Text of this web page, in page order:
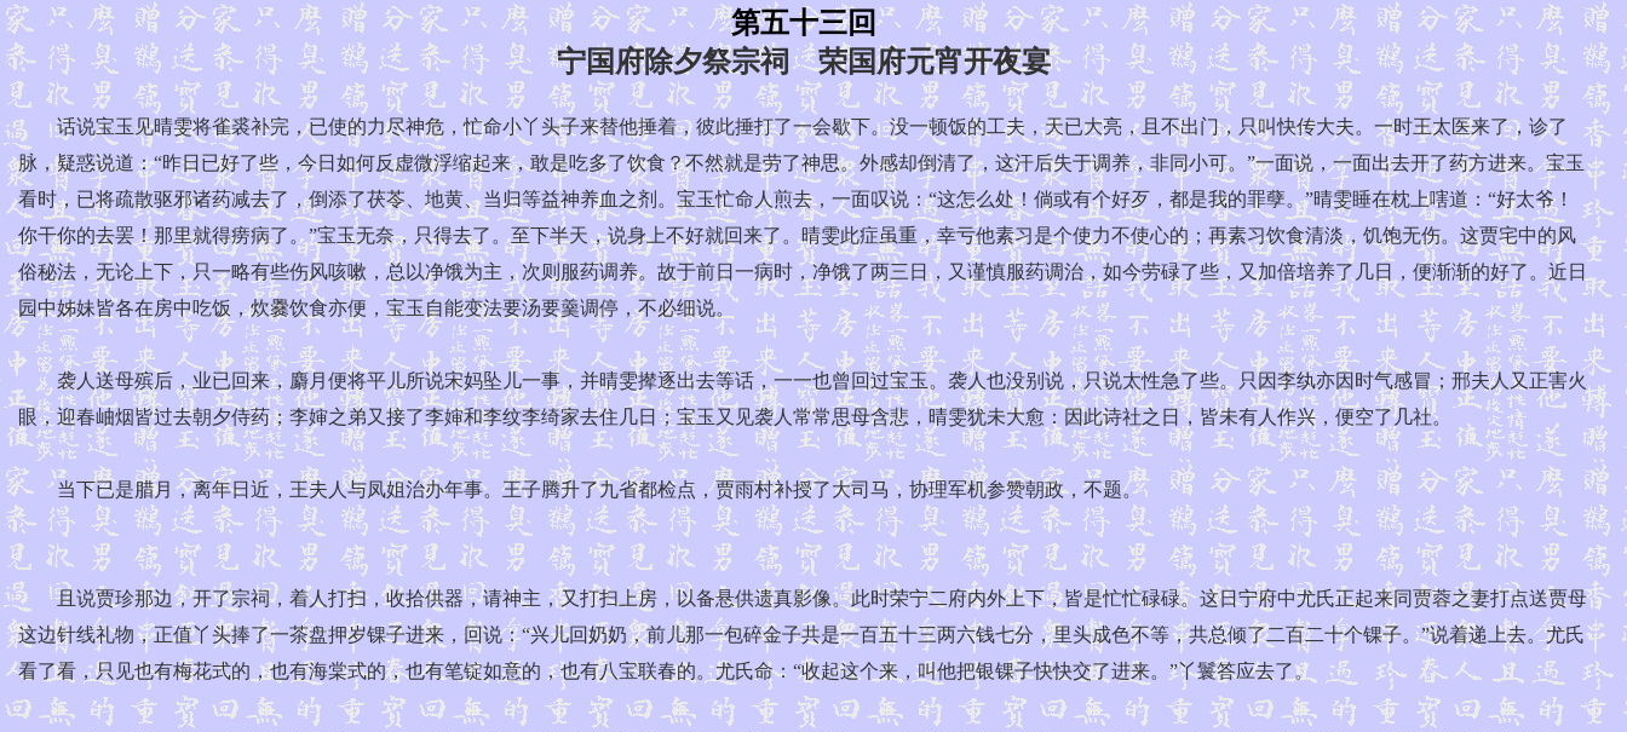
第五十三回
宁国府除夕祭宗祠 荣国府元宵开夜宴
话说宝玉见晴雯将雀裘补完，已使的力尽神危，忙命小丫头子来替他捶着，彼此捶打了一会歇下。没一顿饭的工夫，天已大亮，且不出门，只叫快传大夫。一时王太医来了，诊了
脉，疑惑说道：“昨日已好了些，今日如何反虚微浮缩起来，敢是吃多了饮食？不然就是劳了神思。外感却倒清了，这汗后失于调养，非同小可。”一面说，一面出去开了药方进来。宝玉
看时，已将疏散驱邪诸药减去了，倒添了茯苓、地黄、当归等益神养血之剂。宝玉忙命人煎去，一面叹说：“这怎么处！倘或有个好歹，都是我的罪孽。”晴雯睡在枕上嗐道：“好太爷！
你干你的去罢！那里就得痨病了。”宝玉无奈，只得去了。至下半天，说身上不好就回来了。晴雯此症虽重，幸亏他素习是个使力不使心的；再素习饮食清淡，饥饱无伤。这贾宅中的风
俗秘法，无论上下，只一略有些伤风咳嗽，总以净饿为主，次则服药调养。故于前日一病时，净饿了两三日，又谨慎服药调治，如今劳碌了些，又加倍培养了几日，便渐渐的好了。近日
园中姊妹皆各在房中吃饭，炊爨饮食亦便，宝玉自能变法要汤要羹调停，不必细说。
袭人送母殡后，业已回来，麝月便将平儿所说宋妈坠儿一事，并晴雯撵逐出去等话，一一也曾回过宝玉。袭人也没别说，只说太性急了些。只因李纨亦因时气感冒；邢夫人又正害火
眼，迎春岫烟皆过去朝夕侍药；李婶之弟又接了李婶和李纹李绮家去住几日；宝玉又见袭人常常思母含悲，晴雯犹未大愈：因此诗社之日，皆未有人作兴，便空了几社。
当下已是腊月，离年日近，王夫人与凤姐治办年事。王子腾升了九省都检点，贾雨村补授了大司马，协理军机参赞朝政，不题。
且说贾珍那边，开了宗祠，着人打扫，收拾供器，请神主，又打扫上房，以备悬供遗真影像。此时荣宁二府内外上下，皆是忙忙碌碌。这日宁府中尤氏正起来同贾蓉之妻打点送贾母
这边针线礼物，正值丫头捧了一茶盘押岁锞子进来，回说：“兴儿回奶奶，前儿那一包碎金子共是一百五十三两六钱七分，里头成色不等，共总倾了二百二十个锞子。”说着递上去。尤氏
看了看，只见也有梅花式的，也有海棠式的，也有笔锭如意的，也有八宝联春的。尤氏命：“收起这个来，叫他把银锞子快快交了进来。”丫鬟答应去了。